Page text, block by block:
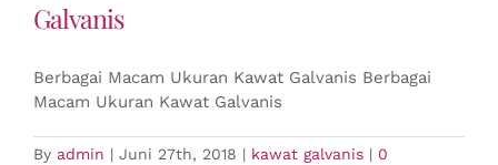
Galvanis
Berbagai Macam Ukuran Kawat Galvanis Berbagai
Macam Ukuran Kawat Galvanis
By admin | Juni 27th, 2018 | kawat galvanis | 0